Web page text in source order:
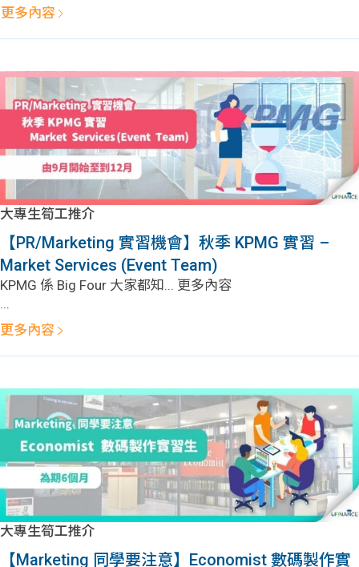
更多內容
大專生筍工推介
【PR/Marketing 實習機會】秋季 KPMG 實習 –
Market Services (Event Team)
KPMG 係 Big Four 大家都知... 更多內容
...
更多內容
大專生筍工推介
【Marketing 同學要注意】Economist 數碼製作實